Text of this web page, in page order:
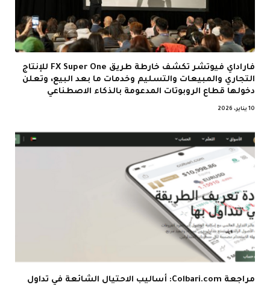
فاراداي فيوتشر تكشف خارطة طريق FX Super One للإنتاج
التجاري والمبيعات والتسليم وخدمات ما بعد البيع، وتعلن
دخولها قطاع الروبوتات المدعومة بالذكاء الاصطناعي
10 يناير، 2026
مراجعة Colbari.com: أساليب الاحتيال الشائعة في تداول